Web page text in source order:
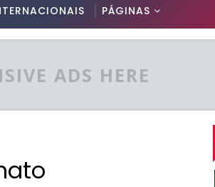
PÁGINAS
ADS HERE